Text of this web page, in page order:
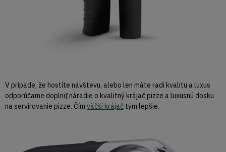
V prípade, že hostíte návštevu, alebo len máte radi kvalitu a luxus
odporúčame doplniť náradie o kvalitný krájač pizze a luxusnú dosku
na servírovanie pizze. Čím väčší krájač tým lepšie.